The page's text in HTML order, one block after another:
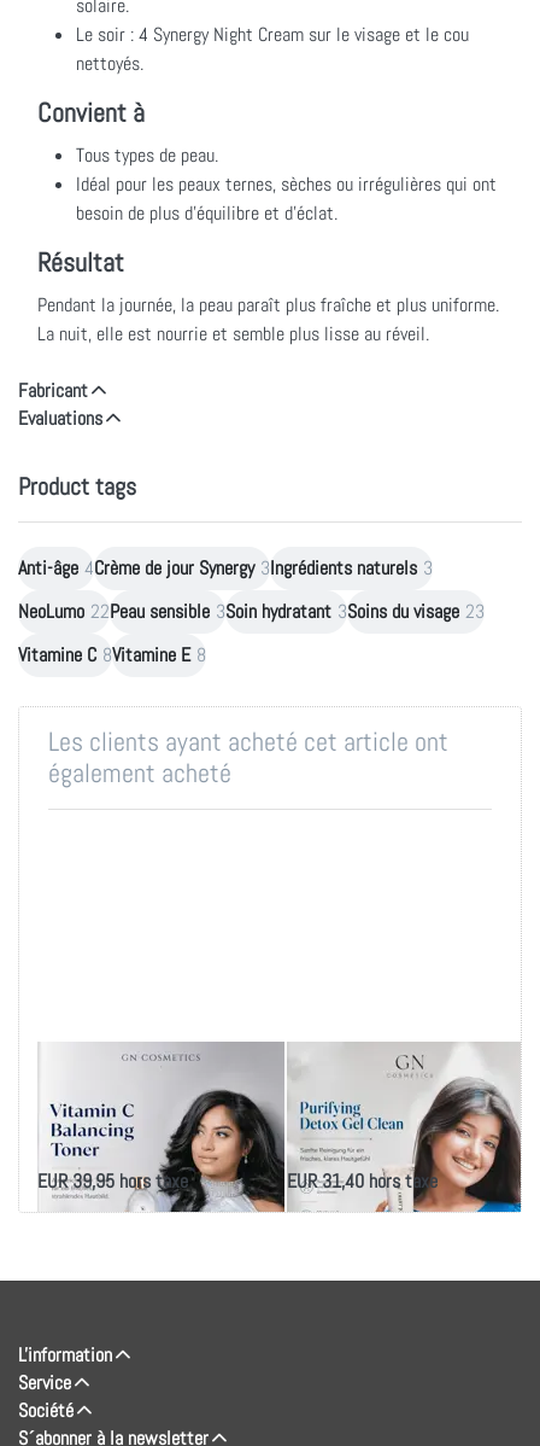
solaire.
Le soir : 4 Synergy Night Cream sur le visage et le cou
nettoyés.
Convient à
Tous types de peau.
Idéal pour les peaux ternes, sèches ou irrégulières qui ont
besoin de plus d'équilibre et d'éclat.
Résultat
Pendant la journée, la peau paraît plus fraîche et plus uniforme.
La nuit, elle est nourrie et semble plus lisse au réveil.
Fabricant
Evaluations
Product tags
Anti-âge 4Crème de jour Synergy 3Ingrédients naturels 3
NeoLumo 22Peau sensible 3Soin hydratant 3Soins du visage 23
Vitamine C 8Vitamine E 8
Les clients ayant acheté cet article ont
également acheté
Tonique équilibrant à
la vitamine C
NeoLumo
EUR 39,95 hors taxe
Gel nettoyant
purifiant et
détoxifiant NeoLumo
EUR 31,40 hors taxe
L'information
Service
Société
S´abonner à la newsletter